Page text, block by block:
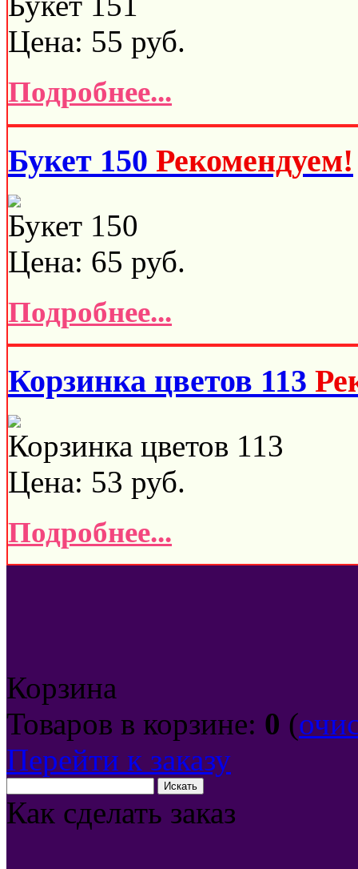
Цена: 55 руб.
Подробнее...
Букет 150 Рекомендуем!
Букет 150
Цена: 65 руб.
Подробнее...
Корзинка цветов 113
Корзинка цветов 113
Цена: 53 руб.
Подробнее...
Корзина
Товаров в корзине: 0 (
Перейти к заказу
Как сделать заказ